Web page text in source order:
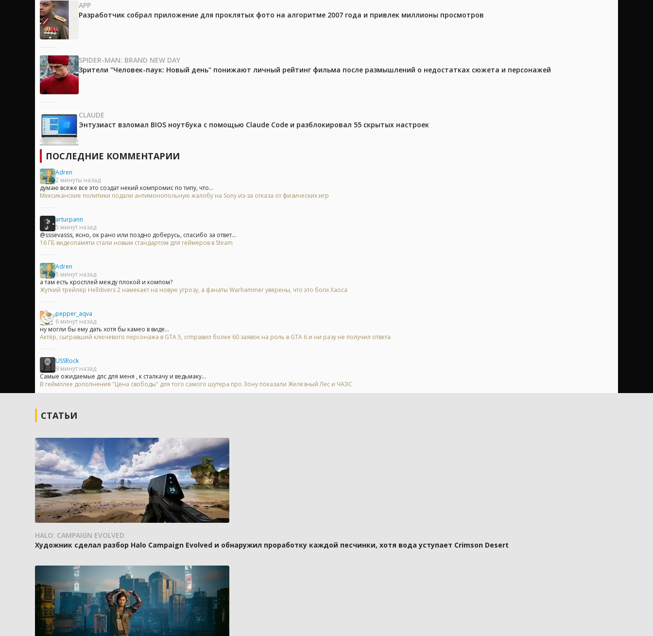
APP
Разработчик собрал приложение для проклятых фото на алгоритме 2007 года и привлек миллионы просмотров
SPIDER-MAN: BRAND NEW DAY
Зрители "Человек-паук: Новый день" понижают личный рейтинг фильма после размышлений о недостатках сюжета и персонажей
CLAUDE
Энтузиаст взломал BIOS ноутбука с помощью Claude Code и разблокировал 55 скрытых настроек
ПОСЛЕДНИЕ КОММЕНТАРИИ
Adren
2 минуты назад
думаю всеже все это создат некий компромис по типу, что...
Мексиканские политики подали антимонопольную жалобу на Sony из-за отказа от физических игр
arturpann
5 минут назад
@sssevasss, ясно, ок рано или поздно доберусь, спасибо за ответ...
16 ГБ видеопамяти стали новым стандартом для геймеров в Steam
Adren
5 минут назад
а там есть кросплей между плокой и компом?
Жуткий трейлер Helldivers 2 намекает на новую угрозу, а фанаты Warhammer уверены, что это боги Хаоса
pepper_aqva
6 минут назад
ну могли бы ему дать хотя бы камео в виде...
Актёр, сыгравший ключевого персонажа в GTA 5, отправил более 60 заявок на роль в GTA 6 и ни разу не получил ответа
USSRock
9 минут назад
Самые ожидаемые длс для меня , к сталкачу и ведьмаку...
В геймплее дополнения "Цена свободы" для того самого шутера про Зону показали Железный Лес и ЧАЭС
СТАТЬИ
HALO: CAMPAIGN EVOLVED
Художник сделал разбор Halo Campaign Evolved и обнаружил проработку каждой песчинки, хотя вода уступает Crimson Desert